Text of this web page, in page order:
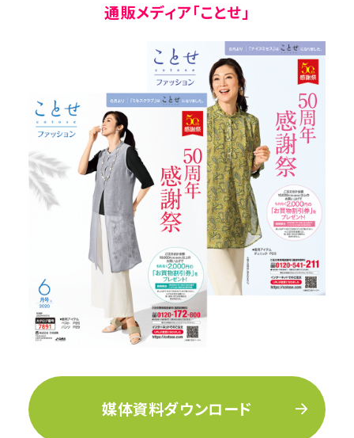
通販メディア「ことせ」
媒体資料ダウンロード